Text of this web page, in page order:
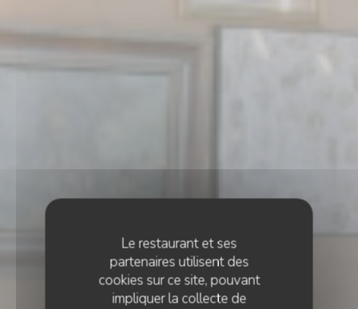
Le restaurant et ses
partenaires utilisent des
cookies sur ce site, pouvant
impliquer la collecte de